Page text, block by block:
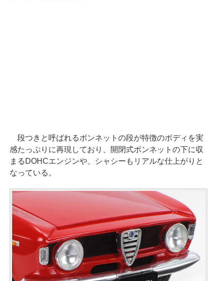
段つきと呼ばれるボンネットの段が特徴のボディを実
感たっぷりに再現しており、開閉式ボンネットの下に収
まるDOHCエンジンや、シャシーもリアルな仕上がりと
なっている。